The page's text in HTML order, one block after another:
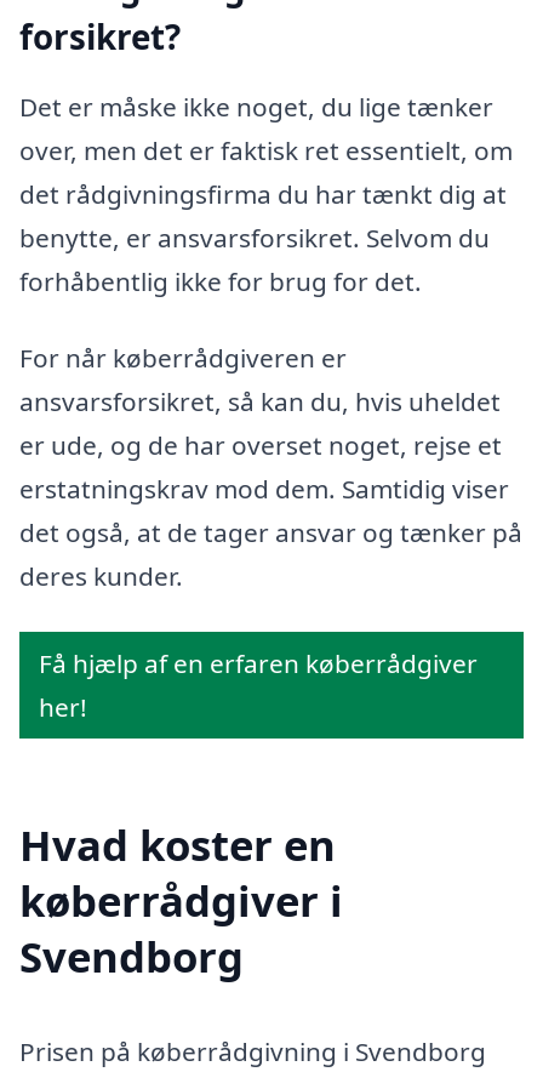
forsikret?
Det er måske ikke noget, du lige tænker
over, men det er faktisk ret essentielt, om
det rådgivningsfirma du har tænkt dig at
benytte, er ansvarsforsikret. Selvom du
forhåbentlig ikke for brug for det.
For når køberrådgiveren er
ansvarsforsikret, så kan du, hvis uheldet
er ude, og de har overset noget, rejse et
erstatningskrav mod dem. Samtidig viser
det også, at de tager ansvar og tænker på
deres kunder.
Få hjælp af en erfaren køberrådgiver
her!
Hvad koster en
køberrådgiver i
Svendborg
Prisen på køberrådgivning i Svendborg